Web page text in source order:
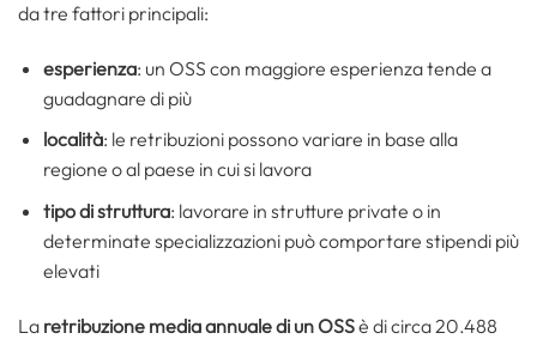
da tre fattori principali:
esperienza: un OSS con maggiore esperienza tende a
guadagnare di più
località: le retribuzioni possono variare in base alla
regione o al paese in cui si lavora
tipo di struttura: lavorare in strutture private o in
determinate specializzazioni può comportare stipendi più
elevati
La retribuzione media annuale di un OSSè di circa 20.488